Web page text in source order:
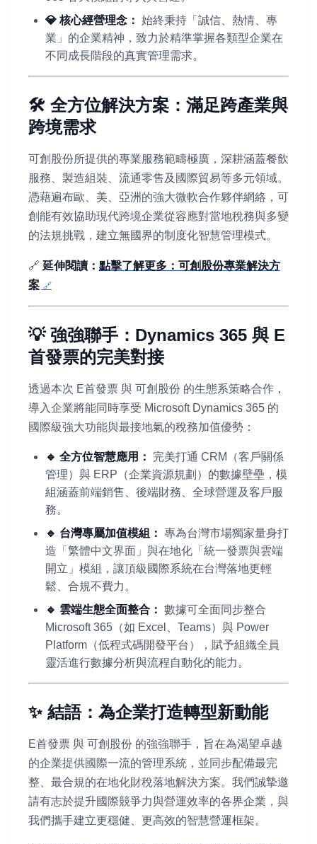
💎 核心經營理念： 始終秉持「誠信、熱情、專
業」的企業精神，致力於精準掌握各類型企業在
不同成長階段的真實管理需求。
🛠️ 全方位解決方案：滿足跨產業與
跨境需求
可創股份所提供的專業服務範疇極廣，深耕涵蓋餐飲
服務、製造組裝、流通零售及國際貿易等多元領域。
憑藉遍布歐、美、亞洲的強大微軟合作夥伴網絡，可
創能有效協助現代跨境企業從容應對當地稅務與多變
的法規挑戰，建立無國界的制度化智慧管理模式。
🔗 延伸閱讀： 點擊了解更多：可創股份專業解決方
案
💡 強強聯手：Dynamics 365 與 E
首發票的完美對接
透過本次 E首發票 與 可創股份 的生態系策略合作，
導入企業將能同時享受 Microsoft Dynamics 365 的
國際級強大功能與最接地氣的稅務加值優勢：
🔹 全方位智慧應用：
完美打通 CRM（客戶關係
管理）與 ERP（企業資源規劃）的數據壁壘，模
組涵蓋前端銷售、後端財務、全球營運及客戶服
務。
🔹 台灣專屬加值模組： 專為台灣市場獨家量身打
造「繁體中文界面」與在地化「統一發票與雲端
開立」模組，讓頂級國際系統在台灣落地更輕
鬆、合規不費力。
🔹 雲端生態全面整合： 數據可全面同步整合
Microsoft 365（如 Excel、Teams）與 Power
Platform（低程式碼開發平台），賦予組織全員
靈活進行數據分析與流程自動化的能力。
✨ 結語：為企業打造轉型新動能
E首發票 與 可創股份 的強強聯手，旨在為渴望卓越
的企業提供國際一流的管理系統，並同步配備最完
整、最合規的在地化財稅落地解決方案。我們誠摯邀
請有志於提升國際競爭力與營運效率的各界企業，與
我們攜手建立更穩健、更高效的智慧營運框架。